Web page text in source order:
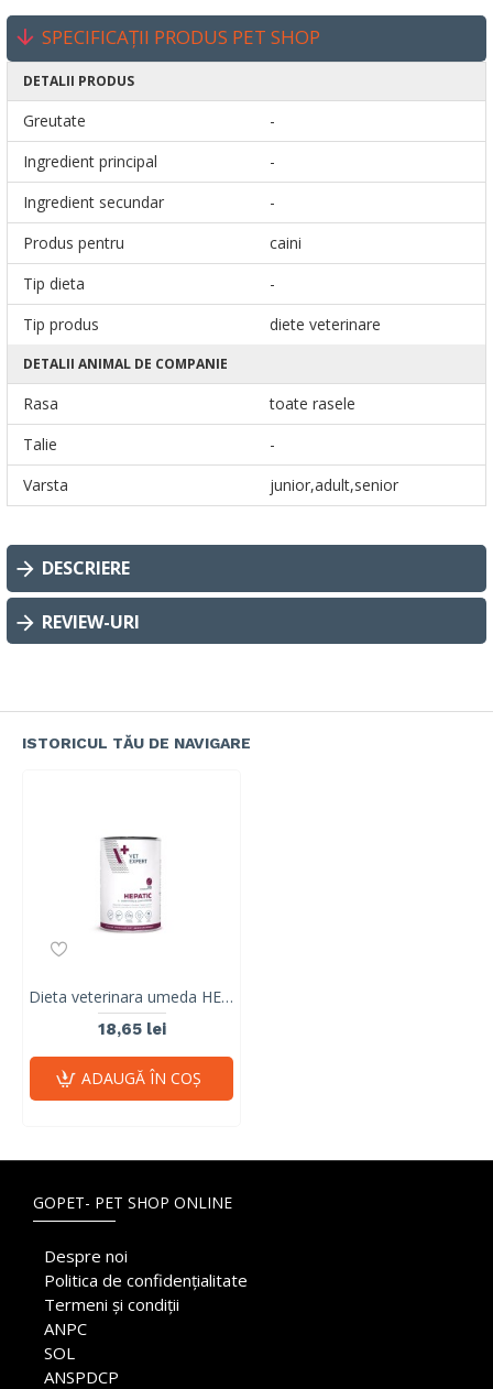
SPECIFICAȚII PRODUS PET SHOP
DETALII PRODUS
Greutate
-
Ingredient principal
-
Ingredient secundar
-
Produs pentru
caini
Tip dieta
-
Tip produs
diete veterinare
DETALII ANIMAL DE COMPANIE
Rasa
toate rasele
Talie
-
Varsta
junior,adult,senior
DESCRIERE
REVIEW-URI
ISTORICUL TĂU DE NAVIGARE
Dieta veterinara umeda HEPATIC DOG 4T, Vet Expert, 400 gr
18,65 lei
ADAUGĂ ÎN COŞ
GOPET- PET SHOP ONLINE
Despre noi
Politica de confidențialitate
Termeni și condiții
ANPC
SOL
ANSPDCP